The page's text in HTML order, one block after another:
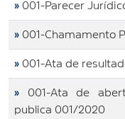
» 001-Parecer
» 001-Chamamento
» 001-Ata de
» 001-Ata de
publica 001/2020